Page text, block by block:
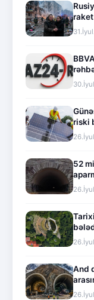
riski
52
And